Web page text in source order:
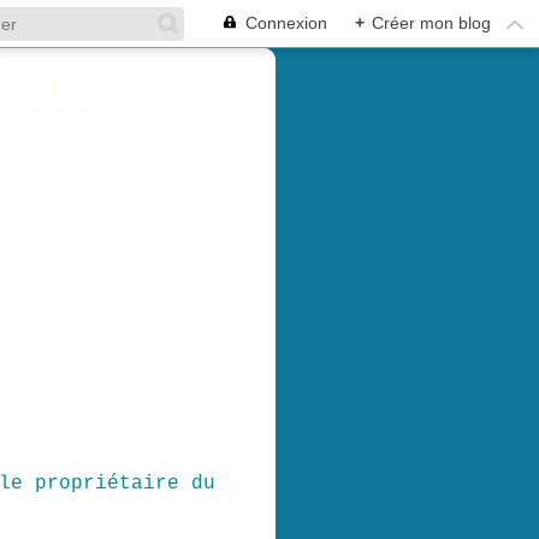
Connexion + Créer mon blog
propriétaire du